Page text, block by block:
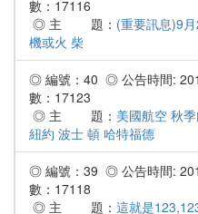
數：17116
◎ 主 題： (重要訊息)9
機或火 柴
◎ 編號：40 ◎ 公告時間:
數：17123
◎ 主 題： 美國航空 秋
紐約 波士 頓 哈特福德
◎ 編號：39 ◎ 公告時間:
數：17118
◎ 主 題： 這就是